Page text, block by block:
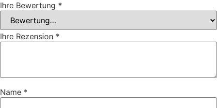
Ihre Bewertung *
Ihre Rezension *
Name *